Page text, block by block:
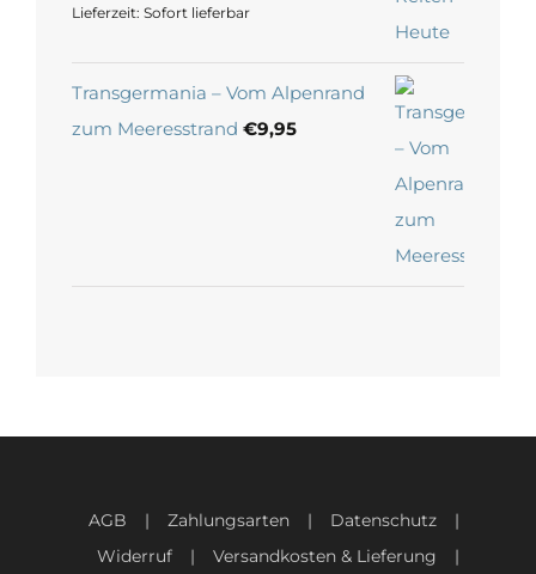
Lieferzeit: Sofort lieferbar
Transgermania – Vom Alpenrand
zum Meeresstrand €9,95
AGB Zahlungsarten
Datenschutz
Widerruf
Versandkosten & Lieferung